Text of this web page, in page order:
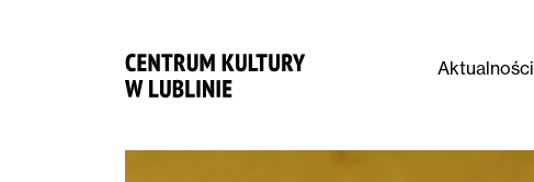
Aktualności